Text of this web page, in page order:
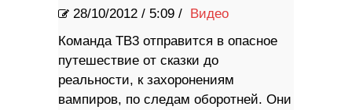
28/10/2012 / 5:09 / Видео
Команда ТВ3 отправится в опасное
путешествие от сказки до
реальности, к захоронениям
вампиров, по следам оборотней. Они